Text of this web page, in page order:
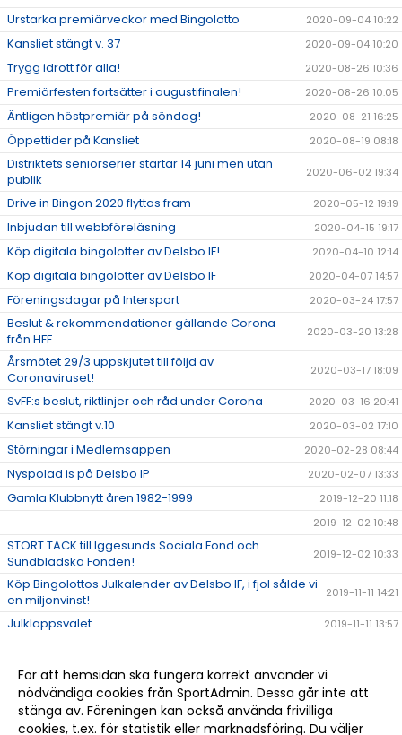
Urstarka premiärveckor med Bingolotto 2020-09-04 10:22
Kansliet stängt v. 37 2020-09-04 10:20
Trygg idrott för alla! 2020-08-26 10:36
Premiärfesten fortsätter i augustifinalen! 2020-08-26 10:05
Äntligen höstpremiär på söndag! 2020-08-21 16:25
Öppettider på Kansliet 2020-08-19 08:18
Distriktets seniorserier startar 14 juni men utan
publik
2020-06-02 19:34
Drive in Bingon 2020 flyttas fram 2020-05-12 19:19
Inbjudan till webbföreläsning 2020-04-15 19:17
Köp digitala bingolotter av Delsbo IF! 2020-04-10 12:14
Köp digitala bingolotter av Delsbo IF 2020-04-07 14:57
Föreningsdagar på Intersport 2020-03-24 17:57
Beslut & rekommendationer gällande Corona
från HFF
2020-03-20 13:28
Årsmötet 29/3 uppskjutet till följd av
Coronaviruset!
2020-03-17 18:09
SvFF:s beslut, riktlinjer och råd under Corona 2020-03-16 20:41
Kansliet stängt v.10 2020-03-02 17:10
Störningar i Medlemsappen 2020-02-28 08:44
Nyspolad is på Delsbo IP 2020-02-07 13:33
Gamla Klubbnytt åren 1982-1999
2019-12-20 11:18
2019-12-02 10:48
STORT TACK till Iggesunds Sociala Fond och
Sundbladska Fonden!
2019-12-02 10:33
Köp Bingolottos Julkalender av Delsbo IF, i fjol sålde vi
en miljonvinst!
2019-11-11 14:21
Julklappsvalet 2019-11-11 13:57
Delsbo IF bjuder alla på bio via Sponsorhuset! 2019-11-05 16:01
Halvårsmöte söndag 17 nov. kl. 17.00 2019-11-04 16:20
STORT GRATTIS DELSBO IF!!! 2019-10-19 16:23
För att hemsidan ska fungera korrekt använder vi
nödvändiga cookies från SportAdmin. Dessa går inte att
stänga av. Föreningen kan också använda frivilliga
cookies, t.ex. för statistik eller marknadsföring. Du väljer